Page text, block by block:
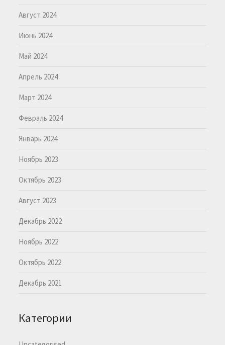
Август 2024
Июнь 2024
Май 2024
Апрель 2024
Март 2024
Февраль 2024
Январь 2024
Ноябрь 2023
Октябрь 2023
Август 2023
Декабрь 2022
Ноябрь 2022
Октябрь 2022
Декабрь 2021
Категории